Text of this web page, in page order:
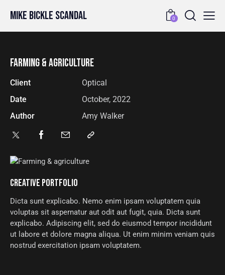
Mike Bickle Scandal 0
FARMING & AGRICULTURE
CREATIVE PORTFOLIO
Dicta sunt explicabo. Nemo enim ipsam voluptatem quia
voluptas sit aspernatur aut odit aut fugit, quia. Dicta sunt
explicabo. Adipiscing elit, sed do eiusmod tempor incididunt
ut labore et dolore magna aliqua. Ut enim minim veniam quis
nostrud exercitation ipsam voluptatem.
Client
Optical
Date
October, 2022
Author
Amy Walker